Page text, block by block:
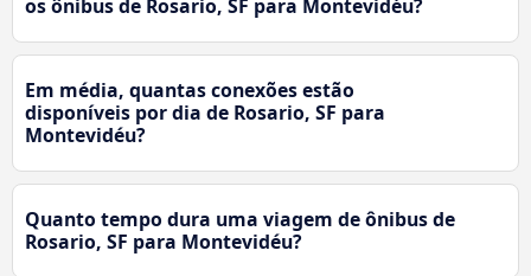
os ônibus de Rosario, SF para Montevidéu?
Em média, quantas conexões estão
disponíveis por dia de Rosario, SF para
Montevidéu?
Quanto tempo dura uma viagem de ônibus de
Rosario, SF para Montevidéu?